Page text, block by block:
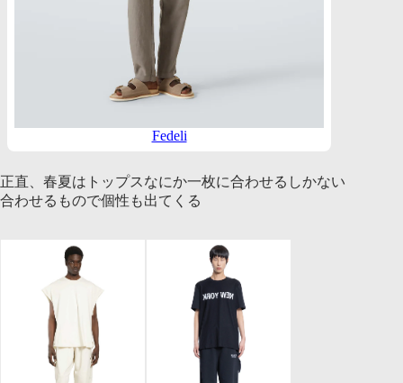
Fedeli
正直、春夏はトップスなにか一枚に合わせるしかない
合わせるもので個性も出てくる